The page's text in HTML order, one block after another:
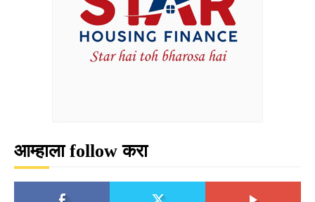
आम्हाला follow करा